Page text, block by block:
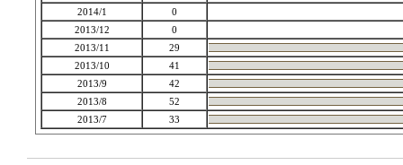
2014/1
0
2013/12
0
2013/11
29
2013/10
41
2013/9
42
2013/8
52
2013/7
33